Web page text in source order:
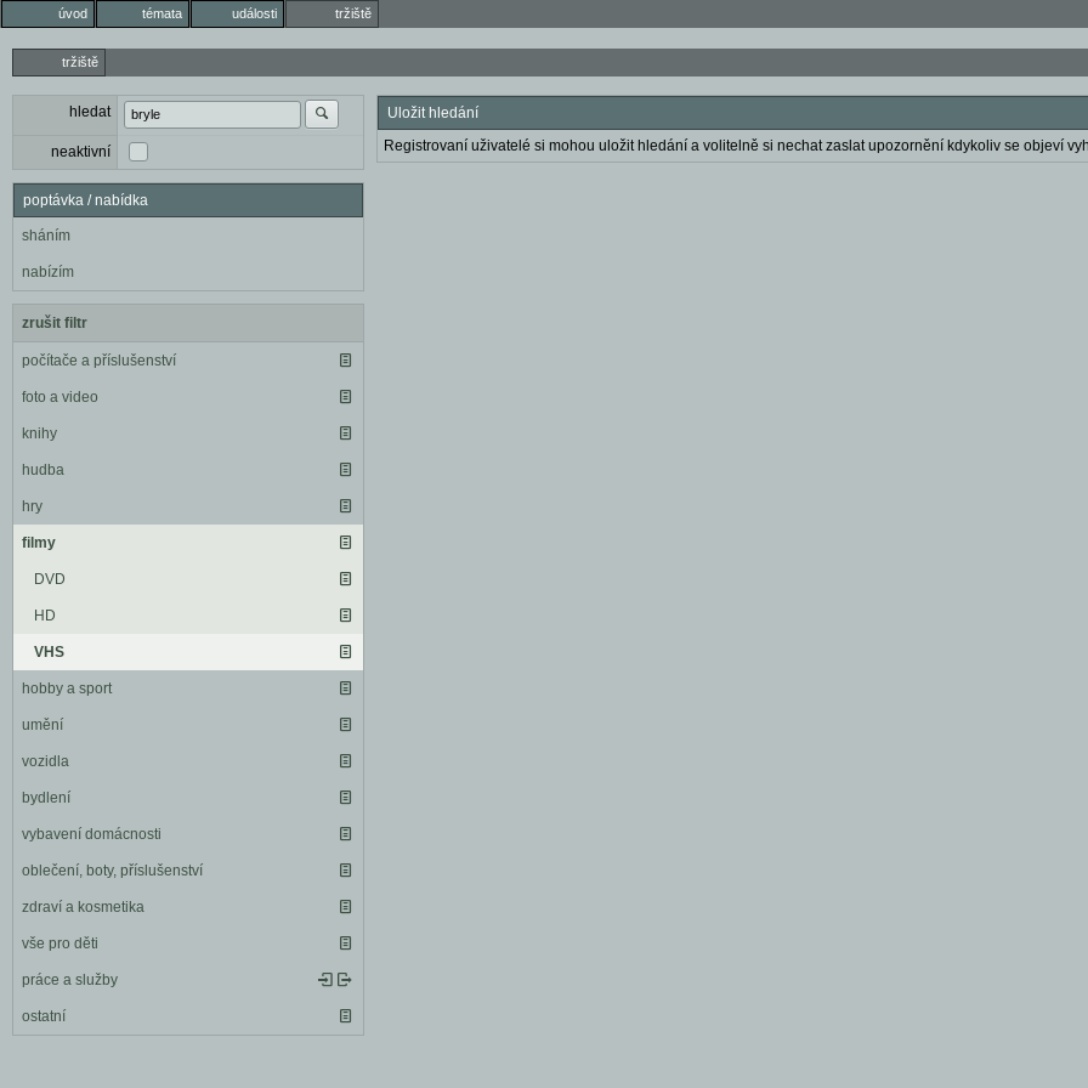
úvod témata události tržiště
tržiště
hledat
neaktivní
poptávka / nabídka
sháním
nabízím
zrušit filtr
počítače a příslušenství
foto a video
knihy
hudba
hry
filmy
DVD
HD
VHS
hobby a sport
umění
vozidla
bydlení
vybavení domácnosti
oblečení, boty, příslušenství
zdraví a kosmetika
vše pro děti
práce a služby
ostatní
Uložit hledání
Registrovaní uživatelé si mohou uložit hledání a volitelně si nechat zaslat upozornění kdykoliv se objeví